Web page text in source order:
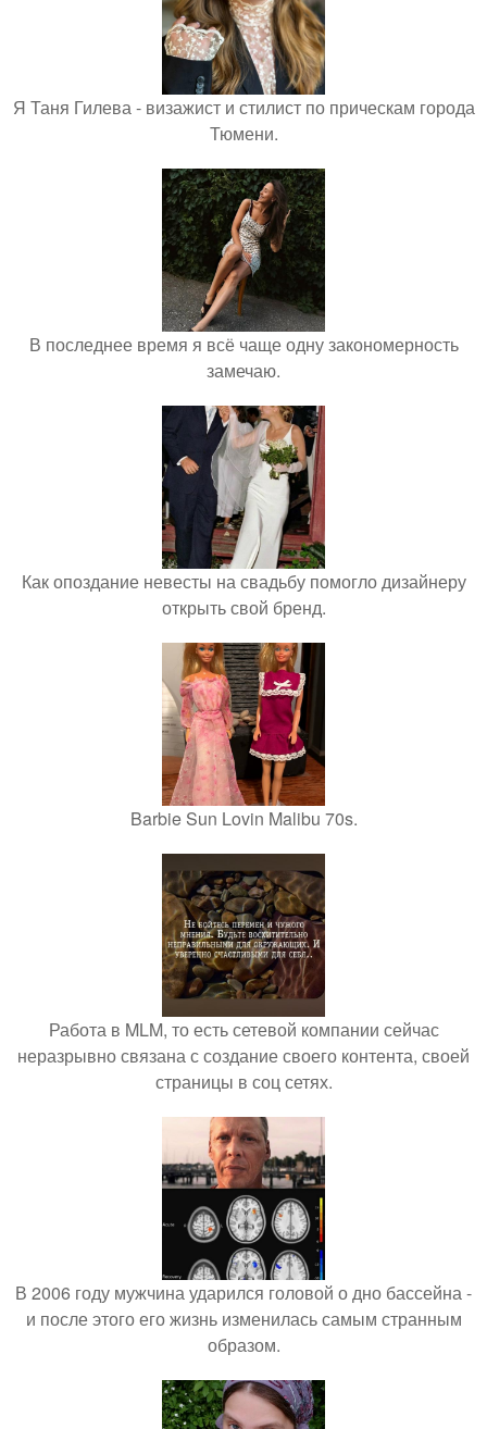
Я Таня Гилева - визажист и стилист по прическам города
Тюмени.
В последнее время я всё чаще одну закономерность
замечаю.
Как опоздание невесты на свадьбу помогло дизайнеру
открыть свой бренд.
Barbie Sun Lovin Malibu 70s.
Работа в MLM, то есть сетевой компании сейчас
неразрывно связана с создание своего контента, своей
страницы в соц сетях.
В 2006 году мужчина ударился головой о дно бассейна -
и после этого его жизнь изменилась самым странным
образом.